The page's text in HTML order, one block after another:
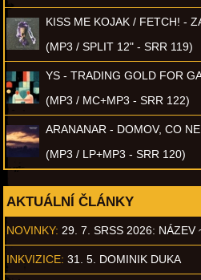
KISS ME KOJAK / FETCH! -
(MP3 / SPLIT 12" - SRR 119)
YS - TRADING GOLD FOR
(MP3 / MC+MP3 - SRR 122)
ARANANAR - DOMOV, CO
(MP3 / LP+MP3 - SRR 120)
AKTUÁLNÍ ČLÁNKY
NOVINKY: 29. 7. SRSS 2026: NÁZEV
INKVIZICE: 31. 5. DOMINIK DUKA